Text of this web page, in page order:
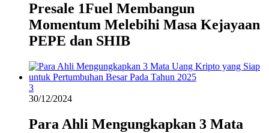
Presale 1Fuel Membangun
Momentum Melebihi Masa Kejayaan
PEPE dan SHIB
3
30/12/2024
Para Ahli Mengungkapkan 3 Mata